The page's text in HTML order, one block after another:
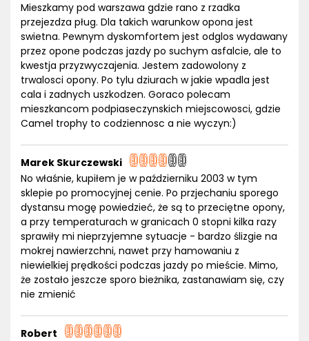
Mieszkamy pod warszawa gdzie rano z rzadka
przejezdza pług. Dla takich warunkow opona jest
swietna. Pewnym dyskomfortem jest odglos wydawany
przez opone podczas jazdy po suchym asfalcie, ale to
kwestja przyzwyczajenia. Jestem zadowolony z
trwalosci opony. Po tylu dziurach w jakie wpadla jest
cala i zadnych uszkodzen. Goraco polecam
mieszkancom podpiaseczynskich miejscowosci, gdzie
Camel trophy to codziennosc a nie wyczyn:)
Marek Skurczewski
No właśnie, kupiłem je w październiku 2003 w tym
sklepie po promocyjnej cenie. Po przjechaniu sporego
dystansu mogę powiedzieć, że są to przeciętne opony,
a przy temperaturach w granicach 0 stopni kilka razy
sprawiły mi nieprzyjemne sytuacje - bardzo ślizgie na
mokrej nawierzchni, nawet przy hamowaniu z
niewielkiej prędkości podczas jazdy po mieście. Mimo,
że zostało jeszcze sporo bieżnika, zastanawiam się, czy
nie zmienić
Robert